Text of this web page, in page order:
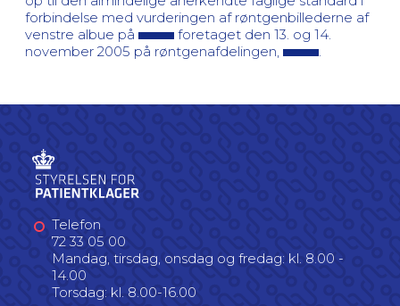
forbindelse med vurderingen af røntgenbillederne af
venstre albue på
foretaget den 13. og 14.
november 2005 på røntgenafdelingen,
Telefon
72 33 05 00
Mandag, tirsdag, onsdag og fredag: kl. 8.00 -
14.00
Torsdag: kl. 8.00-16.00